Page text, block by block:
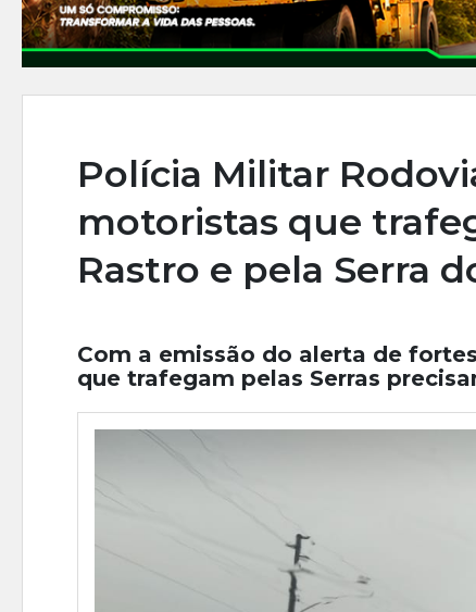
Polícia Militar
motoristas que
Rastro e pela Serra
Com a emissão do alerta de
que trafegam pelas Serras